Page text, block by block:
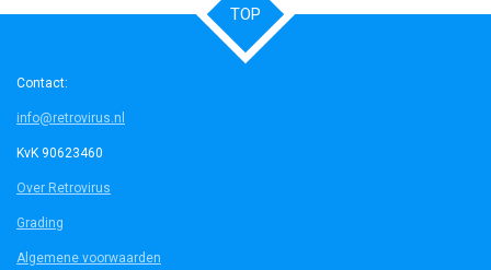
TOP
Contact:
info@retrovirus.nl
KvK 90623460
Over Retrovirus
Grading
Algemene voorwaarden